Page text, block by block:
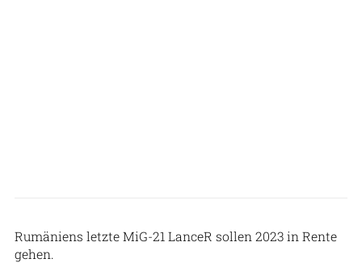
Rumäniens letzte MiG-21 LanceR sollen 2023 in Rente
gehen.